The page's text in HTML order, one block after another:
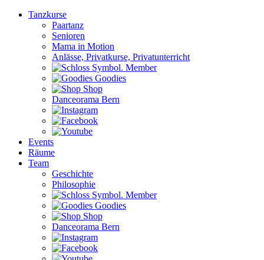
Tanzkurse
Paartanz
Senioren
Mama in Motion
Anlässe, Privatkurse, Privatunterricht
Member
Goodies
Shop
Danceorama Bern
Events
Räume
Team
Geschichte
Philosophie
Member
Goodies
Shop
Danceorama Bern